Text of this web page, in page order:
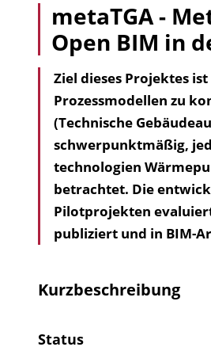
metaTGA -
Open BIM in
Ziel dieses Projektes
Prozessmodellen zu
(Technische
schwerpunktmäßig,
technologien
betrachtet. Die
Pilotprojekten
publiziert und in BIM-
Kurzbeschreibung
Status